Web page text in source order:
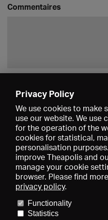
Commentaires
Données médiatiques
Conditions générales de
Privacy Policy
We use cookies to make
use our website. We use
for the operation of the
cookies for statistical,
personalisation
improve Theapolis and
manage your cookie
browser. Please find
privacy policy.
Functionality
Statistics